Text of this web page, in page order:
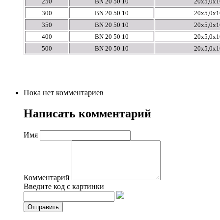
300
BN 20 50 10
350
BN 20 50 10
400
BN 20 50 10
500
BN 20 50 10
Пока нет комментариев
Написать комментарий
Имя
Комментарий
Введите код с картинки